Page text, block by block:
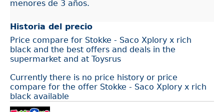
menores de 3 años.
Historia del precio
Price compare for Stokke - Saco Xplory x rich
black and the best offers and deals in the
supermarket and at Toysrus
Currently there is no price history or price
compare for the offer Stokke - Saco Xplory x rich
black available